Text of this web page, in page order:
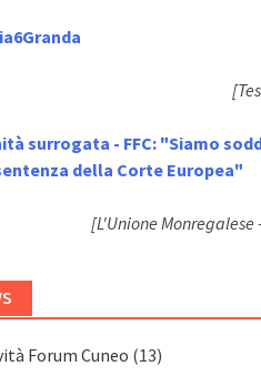
surrogata - FFC: "Siamo
della Corte Europea"
[L'Unione Monregalese
Forum Cuneo (13)